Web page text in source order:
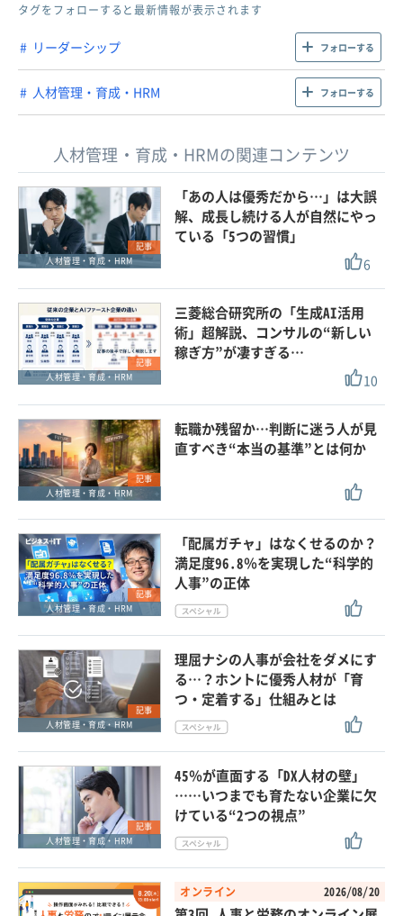
タグをフォローすると最新情報が表示されます
リーダーシップ フォローする
人材管理・育成・HRM フォローする
人材管理・育成・HRMの関連コンテンツ
記事
人材管理・育成・HRM
「あの人は優秀だから…」は大誤
解、成長し続ける人が自然にやっ
ている「5つの習慣」
6
記事
人材管理・育成・HRM
三菱総合研究所の「生成AI活用
術」超解説、コンサルの“新しい
稼ぎ方”が凄すぎる…
10
記事
人材管理・育成・HRM
転職か残留か…判断に迷う人が見
直すべき“本当の基準”とは何か
記事
人材管理・育成・HRM
「配属ガチャ」はなくせるのか？
満足度96.8％を実現した“科学的
人事”の正体
記事
人材管理・育成・HRM
理屈ナシの人事が会社をダメにす
る…？ホントに優秀人材が「育
つ・定着する」仕組みとは
記事
人材管理・育成・HRM
45％が直面する「DX人材の壁」
……いつまでも育たない企業に欠
けている“2つの視点”
オンライン 2026/08/20